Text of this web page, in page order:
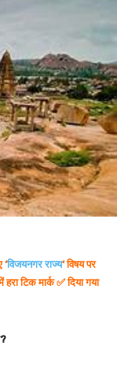
‘विजयनगर राज्य‘ विषय पर
टिक मार्क ✅ दिया गया